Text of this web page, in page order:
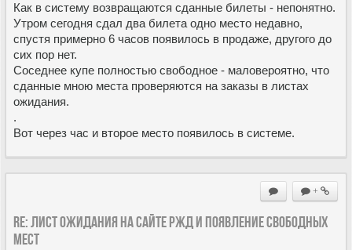
Как в систему возвращаются сданные билеты - непонятно.
Утром сегодня сдал два билета одно место недавно,
спустя примерно 6 часов появилось в продаже, другого до
сих пор нет.
Соседнее купе полностью свободное - маловероятно, что
сданные мною места проверяются на заказы в листах
ожидания.
.
Вот через час и второе место появилось в системе.
+
Re: Лист ожидания на сайте РЖД и появление свободных
мест